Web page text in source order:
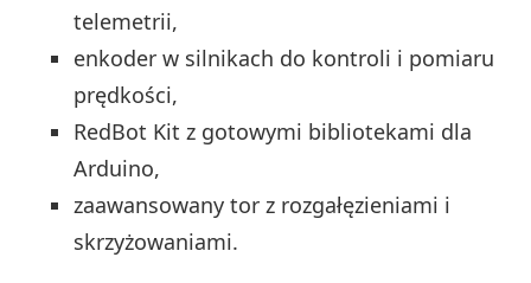
telemetrii,
enkoder w silnikach do kontroli i pomiaru
prędkości,
RedBot Kit z gotowymi bibliotekami dla
Arduino,
zaawansowany tor z rozgałęzieniami i
skrzyżowaniami.